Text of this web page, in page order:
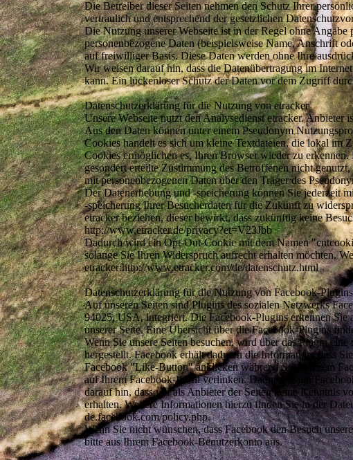
Die Betreiber dieser Seiten nehmen den Schutz Ihrer
vertraulich und entsprechend der gesetzlichen
Die Nutzung unserer Webseite ist in der Regel ohne
personenbezogene Daten (beispielsweise Name, Anschrift
auf freiwilliger Basis. Diese Daten werden ohne Ihre
Wir weisen darauf hin, dass die Datenübertragung im
kann. Ein lückenloser Schutz der Daten vor dem Zugriff
Datenschutzerklärung für die Nutzung von etracker
Unsere Webseite nutzt den Analysedienst etracker.
Aus den Daten können unter einem Pseudonym
Cookies handelt es sich um kleine Textdateien, die lokal im
Cookies ermöglichen es, Ihren Browser wieder zu
gesondert erteilte Zustimmung des Betroffenen nicht
mit personenbezogenen Daten über den Träger des
Der Datenerhebung und -speicherung können Sie jederzeit
-speicherung Ihrer Besucherdaten für die Zukunft zu
etracker beziehen, dieser bewirkt, dass zukünftig keine
http://www.etracker.de/privacy?et=V23Jbb
Dadurch wird ein Opt-Out-Cookie mit dem Namen
solange Sie Ihren Widerspruch aufrecht erhalten möchten.
etracker:http://www.etracker.com/de/datenschutz.html
Datenschutzerklärung für die Nutzung von Facebook-
Auf unseren Seiten sind Plugins des sozialen Netzwerks
94025, USA, integriert. Die Facebook-Plugins erkennen
unserer Seite. Eine Übersicht über die Facebook-Plugins
Wenn Sie unsere Seiten besuchen, wird über das Plugin
hergestellt. Facebook erhält dadurch die Information, dass
Facebook "Like-Button" anklicken während Sie in Ihrem
auf Ihrem Facebook-Profil verlinken. Dadurch kann
darauf hin, dass wir als Anbieter der Seiten keine Kenntnis
erhalten. Weitere Informationen hierzu finden Sie in der
de.facebook.com/policy.php.
Wenn Sie nicht wünschen, dass Facebook den Besuch
bitte aus Ihrem Facebook-Benutzerkonto aus.